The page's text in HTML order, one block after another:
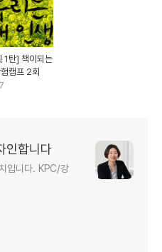
1탄] 책이되는
캠프 2회
인합니다
입니다. KPC/강